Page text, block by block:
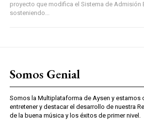
proyecto que modifica el Sistema de Admisión
sosteniendo...
Somos Genial
Somos la Multiplataforma de Aysen y estamos
entretener y destacar el desarrollo de nuestra
de la buena música y los éxitos de primer nivel.